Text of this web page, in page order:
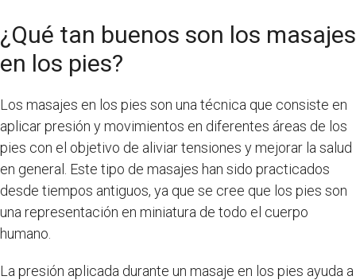
¿Qué tan buenos son los masajes
en los pies?
Los masajes en los pies son una técnica que consiste en
aplicar presión y movimientos en diferentes áreas de los
pies con el objetivo de aliviar tensiones y mejorar la salud
en general. Este tipo de masajes han sido practicados
desde tiempos antiguos, ya que se cree que los pies son
una representación en miniatura de todo el cuerpo
humano.
La presión aplicada durante un masaje en los pies ayuda a